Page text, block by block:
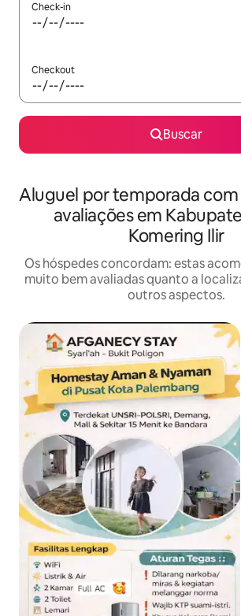
Check-in
Checkout
Buscar
Aluguel por temporada com
avaliações em
Komering Ilir
Os hóspedes concordam: estas
muito bem avaliadas quanto a
outros aspectos.